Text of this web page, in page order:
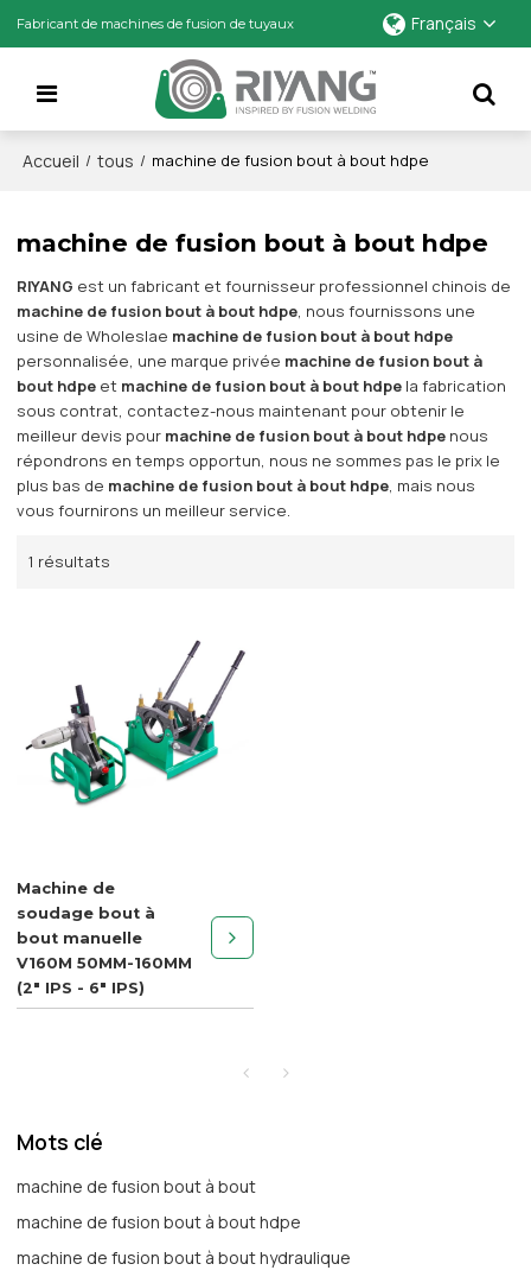
Fabricant de machines de fusion de tuyaux Français
Accueil / tous / machine de fusion bout à bout hdpe
machine de fusion bout à bout hdpe
RIYANG est un fabricant et fournisseur professionnel chinois de
machine de fusion bout à bout hdpe, nous fournissons une
usine de Wholeslae machine de fusion bout à bout hdpe
personnalisée, une marque privée machine de fusion bout à
bout hdpe et machine de fusion bout à bout hdpe la fabrication
sous contrat, contactez-nous maintenant pour obtenir le
meilleur devis pour machine de fusion bout à bout hdpe nous
répondrons en temps opportun, nous ne sommes pas le prix le
plus bas de machine de fusion bout à bout hdpe, mais nous
vous fournirons un meilleur service.
1 résultats
Machine de
soudage bout à
bout manuelle
V160M 50MM-160MM
(2" IPS - 6" IPS)
Mots clé
machine de fusion bout à bout
machine de fusion bout à bout hdpe
machine de fusion bout à bout hydraulique